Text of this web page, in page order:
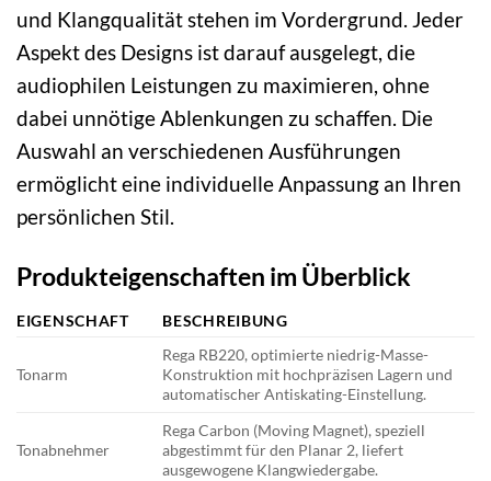
und Klangqualität stehen im Vordergrund. Jeder
Aspekt des Designs ist darauf ausgelegt, die
audiophilen Leistungen zu maximieren, ohne
dabei unnötige Ablenkungen zu schaffen. Die
Auswahl an verschiedenen Ausführungen
ermöglicht eine individuelle Anpassung an Ihren
persönlichen Stil.
Produkteigenschaften im Überblick
EIGENSCHAFT BESCHREIBUNG
Tonarm
Rega RB220, optimierte niedrig-Masse-
Konstruktion mit hochpräzisen Lagern und
automatischer Antiskating-Einstellung.
Tonabnehmer
Rega Carbon (Moving Magnet), speziell
abgestimmt für den Planar 2, liefert
ausgewogene Klangwiedergabe.